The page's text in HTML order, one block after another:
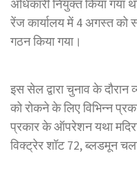
अधिकारी नियुक्त किया
रेंज कार्यालय में 4 अगस्त को
गठन किया गया।
इस सेल द्वारा चुनाव के
को रोकने के लिए विभिन्न
प्रकार के ऑपरेशन यथा
विक्ट्रेर शॉट 72, ब्लडमून